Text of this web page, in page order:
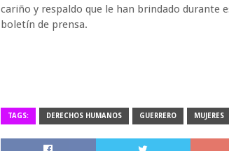
cariño y respaldo que le han brindado durante
boletín de prensa.
TAGS: DERECHOS HUMANOS GUERRERO MUJERES